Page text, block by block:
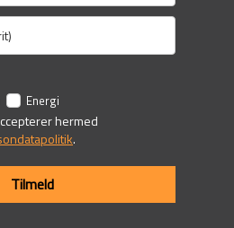
Energi
hermed
.
Tilmeld